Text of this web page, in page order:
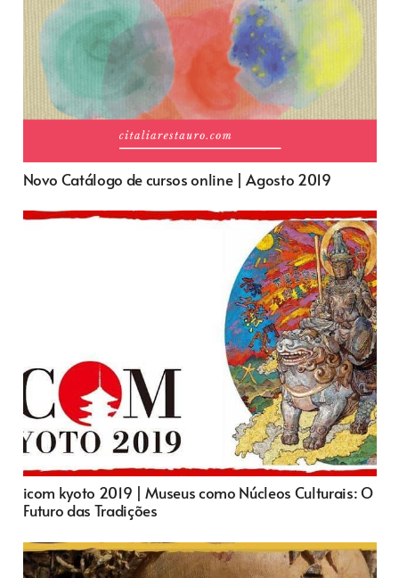
Novo Catálogo de cursos online | Agosto 2019
icom kyoto 2019 | Museus como Núcleos Culturais: O
Futuro das Tradições